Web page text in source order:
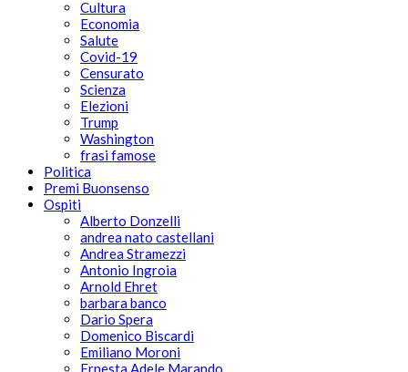
Cultura
Economia
Salute
Covid-19
Censurato
Scienza
Elezioni
Trump
Washington
frasi famose
Politica
Premi Buonsenso
Ospiti
Alberto Donzelli
andrea nato castellani
Andrea Stramezzi
Antonio Ingroia
Arnold Ehret
barbara banco
Dario Spera
Domenico Biscardi
Emiliano Moroni
Ernesta Adele Marando